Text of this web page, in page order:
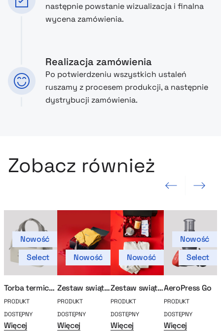
następnie powstanie wizualizacja i finalna
wycena zamówienia.
Realizacja zamówienia
Po potwierdzeniu wszystkich ustaleń
ruszamy z procesem produkcji, a następnie
dystrybucji zamówienia.
Zobacz również
Poprzedni slajd Następny
Nowość
Select
Torba termiczna Stanley
PRODUKT
DOSTĘPNY
Więcej
Nowość
Zestaw swiąteczny otwórz po godzinach
PRODUKT
DOSTĘPNY
Więcej
Nowość
Zestaw swiąteczny zimowa klasyka
PRODUKT
DOSTĘPNY
Więcej
Nowość
Select
AeroPress Go
PRODUKT
DOSTĘPNY
Więcej